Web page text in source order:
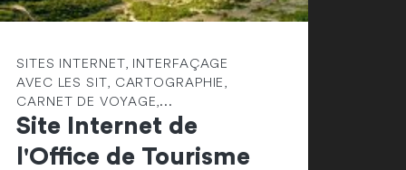
SITES INTERNET, INTERFAÇAGE
AVEC LES SIT, CARTOGRAPHIE,
CARNET DE VOYAGE,...
Site Internet de
l'Office de Tourisme